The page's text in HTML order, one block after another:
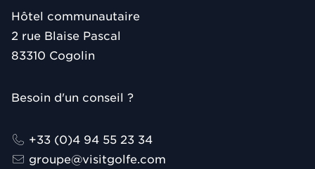
Hôtel communautaire
2 rue Blaise Pascal
83310 Cogolin
Besoin d'un conseil ?
+33 (0)4 94 55 23 34
groupe@visitgolfe.com